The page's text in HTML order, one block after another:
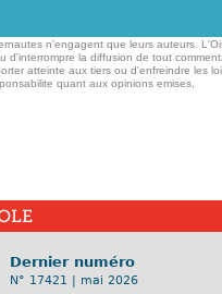
n'engagent que leurs auteurs.
d'interrompre la diffusion de tout
atteinte aux tiers ou d'enfreindre les
quant aux opinions emises,
Dernier numéro
N° 17421 | mai 2026